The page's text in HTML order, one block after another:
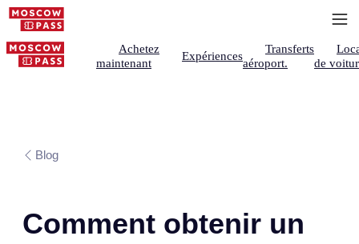
Achetez
maintenant
Expériences
Transferts
aéroport.
de
Blog
Comment obtenir un